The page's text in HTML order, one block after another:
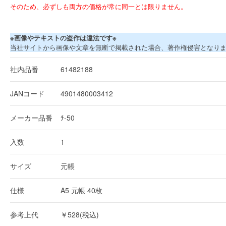
そのため、必ずしも両方の価格が常に同一とは限りません。
※画像やテキストの盗作は違法です※
当社サイトから画像や文章を無断で掲載された場合、著作権侵害となり
社内品番 61482188
JANコード 4901480003412
メーカー品番 ﾁ-50
入数 1
サイズ 元帳
仕様 A5 元帳 40枚
参考上代 ￥528(税込)